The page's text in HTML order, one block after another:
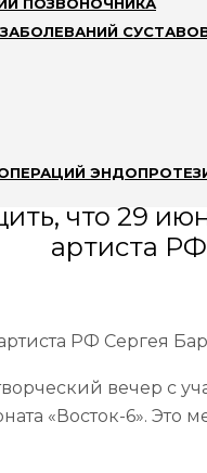
что 29
артиста
РФ Сергея
вечер с
«Восток-6».